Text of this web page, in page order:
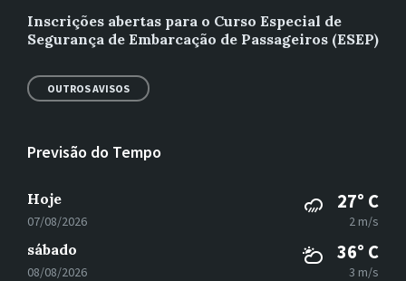
Inscrições abertas para o Curso Especial de
Segurança de Embarcação de Passageiros (ESEP)
OUTROS AVISOS
Previsão do Tempo
Hoje
07/08/2026
27° C
2 m/s
sábado
08/08/2026
36° C
3 m/s